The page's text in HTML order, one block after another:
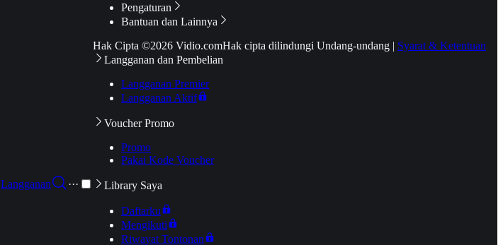
Langganan
···
Pengaturan
Bantuan dan Lainnya
Hak Cipta ©2026 Vidio.comHak cipta dilindungi Undang-undang | Syarat & Ketentuan
Langganan dan Pembelian
Langganan Premier
Langganan Aktif
Voucher Promo
Promo
Pakai Kode Voucher
Library Saya
Daftarku
Mengikuti
Riwayat Tontonan